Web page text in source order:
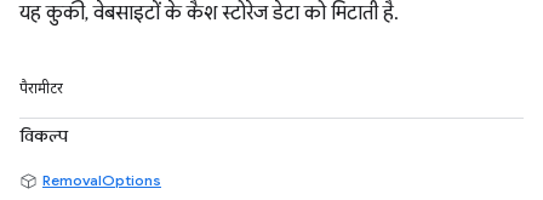
यह कुकी, वेबसाइटों के कैश स्टोरेज डेटा को मिटाती है.
पैरामीटर
विकल्प
RemovalOptions